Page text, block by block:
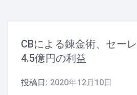
CBによる錬金術、セー
4.5億円の利益
投稿日: 2020年12月10日